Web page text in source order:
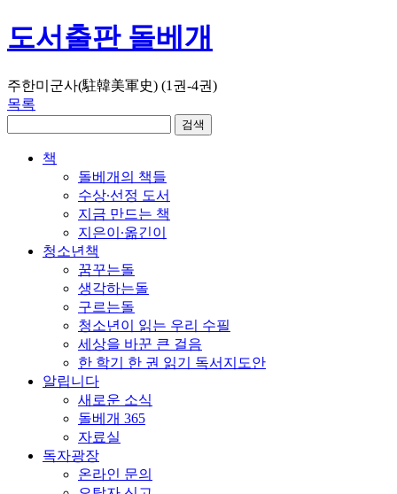
도서출판 돌베개
주한미군사(駐韓美軍史) (1권-4권)
목록
책
돌베개의 책들
수상∙선정 도서
지금 만드는 책
지은이∙옮긴이
청소년책
꿈꾸는돌
생각하는돌
구르는돌
청소년이 읽는 우리 수필
세상을 바꾼 큰 걸음
한 학기 한 권 읽기 독서지도안
알립니다
새로운 소식
돌베개 365
자료실
독자광장
온라인 문의